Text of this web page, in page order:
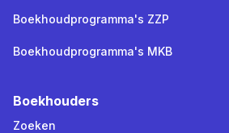
Boekhoudprogramma's ZZP
Boekhoudprogramma's MKB
Boekhouders
Zoeken